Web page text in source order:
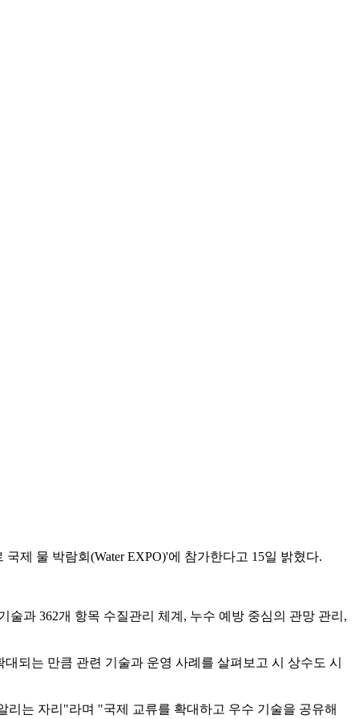
제 물 박람회(Water EXPO)'에 참가한다고 15일 밝혔다.
과 362개 항목 수질관리 체계, 누수 예방 중심의 관망 관리,
되는 만큼 관련 기술과 운영 사례를 살펴보고 시 상수도 시
는 자리"라며 "국제 교류를 확대하고 우수 기술을 공유해